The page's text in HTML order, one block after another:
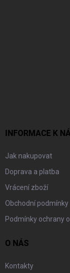
INFORMACE K
Jak nakupovat
Doprava a platba
Vrácení zboží
Obchodní podmínky
Podmínky ochrany
O NÁS
Kontakty